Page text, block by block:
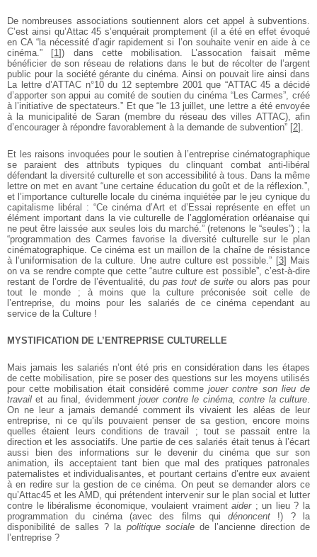
De nombreuses associations soutiennent alors cet appel à subventions.
C’est ainsi qu’Attac 45 s’enquérait promptement (il a été en effet évoqué
en CA “la nécessité d’agir rapidement si l’on souhaite venir en aide à ce
cinéma.” [1]) dans cette mobilisation. L’assocation faisait même
bénéficier de son réseau de relations dans le but de récolter de l’argent
public pour la société gérante du cinéma. Ainsi on pouvait lire ainsi dans
La lettre d’ATTAC n°10 du 12 septembre 2001 que “ATTAC 45 a décidé
d’apporter son appui au comité de soutien du cinéma “Les Carmes”, créé
à l’initiative de spectateurs.” Et que “le 13 juillet, une lettre a été envoyée
à la municipalité de Saran (membre du réseau des villes ATTAC), afin
d’encourager à répondre favorablement à la demande de subvention” [2] .
Et les raisons invoquées pour le soutien à l’entreprise cinématographique
se paraient des attributs typiques du clinquant combat anti-libéral
défendant la diversité culturelle et son accessibilité à tous. Dans la même
lettre on met en avant “une certaine éducation du goût et de la réflexion.”,
et l’importance culturelle locale du cinéma inquiétée par le jeu cynique du
capitalisme libéral : “Ce cinéma d’Art et d’Essai représente en effet un
élément important dans la vie culturelle de l’agglomération orléanaise qui
ne peut être laissée aux seules lois du marché.” (retenons le “seules”) ; la
“programmation des Carmes favorise la diversité culturelle sur le plan
cinématographique. Ce cinéma est un maillon de la chaîne de résistance
à l’uniformisation de la culture. Une autre culture est possible.” [3] Mais
on va se rendre compte que cette “autre culture est possible”, c’est-à-dire
restant de l’ordre de l’éventualité, du pas tout de suite ou alors pas pour
tout le monde ; à moins que la culture préconisée soit celle de
l’entreprise, du moins pour les salariés de ce cinéma cependant au
service de la Culture !
MYSTIFICATION DE L’ENTREPRISE CULTURELLE
Mais jamais les salariés n’ont été pris en considération dans les étapes
de cette mobilisation, pire se poser des questions sur les moyens utilisés
pour cette mobilisation était considéré commejouer contre son lieu de
travail et au final, évidemmentjouer contre le cinéma, contre la culture.
On ne leur a jamais demandé comment ils vivaient les aléas de leur
entreprise, ni ce qu’ils pouvaient penser de sa gestion, encore moins
quelles étaient leurs conditions de travail ; tout se passait entre la
direction et les associatifs. Une partie de ces salariés était tenus à l’écart
aussi bien des informations sur le devenir du cinéma que sur son
animation, ils acceptaient tant bien que mal des pratiques patronales
paternalistes et individualisantes, et pourtant certains d’entre eux avaient
à en redire sur la gestion de ce cinéma. On peut se demander alors ce
qu’Attac45 et les AMD, qui prétendent intervenir sur le plan social et lutter
contre le libéralisme économique, voulaient vraimentaider; un lieu ? la
programmation du cinéma (avec des films quidénoncent !) ? la
disponibilité de salles ? la politique socialede l’ancienne direction de
l’entreprise ?